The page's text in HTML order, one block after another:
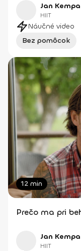
Jan Kempa
HIIT
Náučné video
Bez pomôcok
12 min
Prečo ma pri
Jan Kempa
HIIT